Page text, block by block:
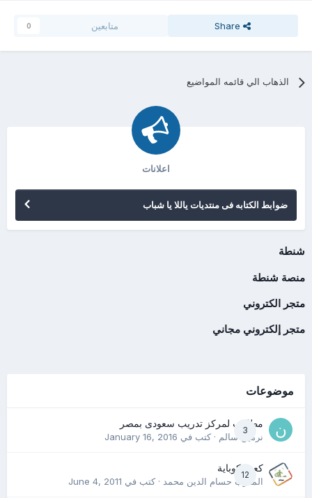
Share متابعين 0
الذهاب الي قائمه المواضيع
اعلانات
ضوابط الكتابه فى منتديات ياللا يا شباب
شنطة
منصة شنطة
متجر الكتروني
متجر إلكتروني مجاني
موضوعات
3
مطلوب لمركز تدريب سعودى بمصر
نرمين سالم· كتب في January 16, 2016
12
كعب كوباية
المدرب حسام الدين محمد· كتب في June 4, 2011